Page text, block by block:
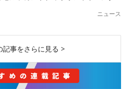
ニュース
記事をさらに見る >